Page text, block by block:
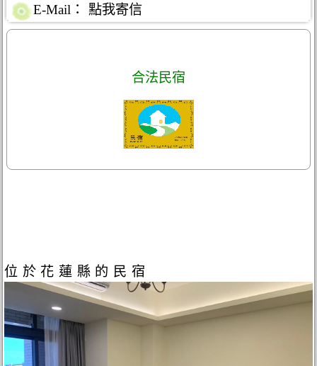
E-Mail： 點我寄信
合法民宿
位於花蓮縣的民宿